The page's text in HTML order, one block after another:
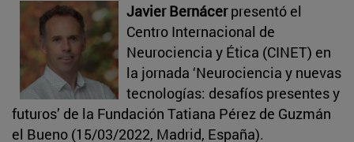
Javier Bernácerpresentó el
Centro Internacional de
Neurociencia y Ética (CINET) en
la jornada ‘Neurociencia y nuevas
tecnologías: desafíos presentes y
futuros’ de la Fundación Tatiana Pérez de Guzmán
el Bueno (15/03/2022, Madrid, España).